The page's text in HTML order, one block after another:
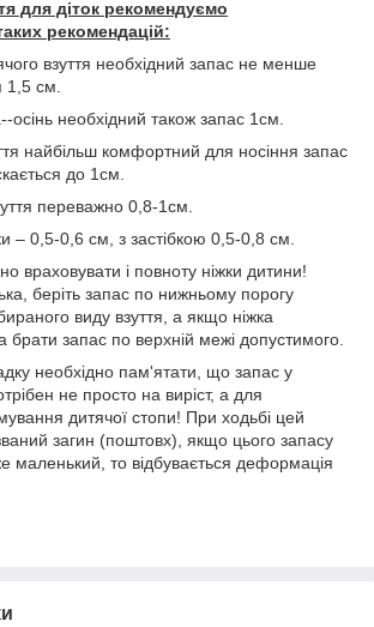
для діток рекомендуємо
рекомендацій:
взуття необхідний запас не менше
1,5 см.
осінь необхідний також запас 1см.
найбільш комфортний для носіння запас
до 1см.
переважно 0,8-1см.
– 0,5-0,6 см, з застібкою 0,5-0,8 см.
враховувати і повноту ніжки дитини!
беріть запас по нижньому порогу
виду взуття, а якщо ніжка
брати запас по верхній межі допустимого.
необхідно пам'ятати, що запас у
не просто на виріст, а для
дитячої стопи! При ходьбі цей
загин (поштовх), якщо цього запасу
маленький, то відбувається деформація